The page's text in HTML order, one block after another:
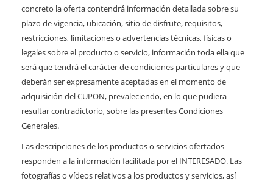
concreto la oferta contendrá información detallada sobre su
plazo de vigencia, ubicación, sitio de disfrute, requisitos,
restricciones, limitaciones o advertencias técnicas, físicas o
legales sobre el producto o servicio, información toda ella que
será que tendrá el carácter de condiciones particulares y que
deberán ser expresamente aceptadas en el momento de
adquisición del CUPON, prevaleciendo, en lo que pudiera
resultar contradictorio, sobre las presentes Condiciones
Generales.
Las descripciones de los productos o servicios ofertados
responden a la información facilitada por el INTERESADO. Las
fotografías o vídeos relativos a los productos y servicios, así